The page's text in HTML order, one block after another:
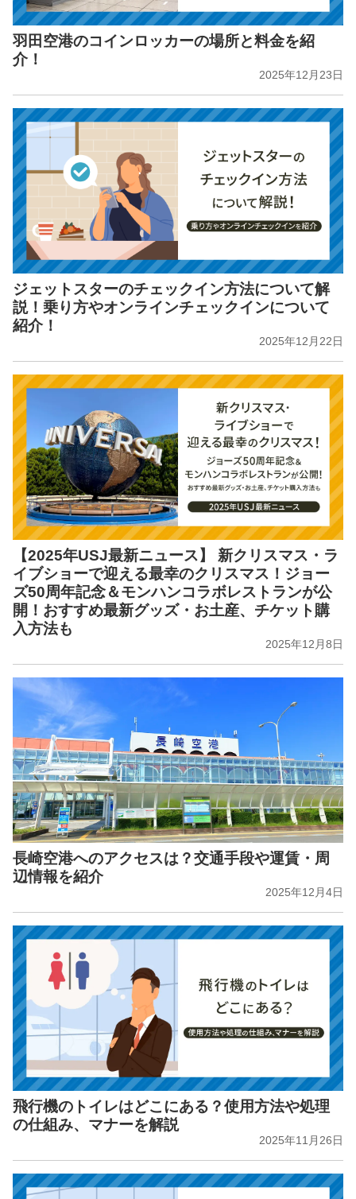
羽田空港のコインロッカーの場所と料金を紹
介！
2025年12月23日
ジェットスターのチェックイン方法について解
説！乗り方やオンラインチェックインについて
紹介！
2025年12月22日
【2025年USJ最新ニュース】 新クリスマス・ラ
イブショーで迎える最幸のクリスマス！ジョー
ズ50周年記念＆モンハンコラボレストランが公
開！おすすめ最新グッズ・お土産、チケット購
入方法も
2025年12月8日
長崎空港へのアクセスは？交通手段や運賃・周
辺情報を紹介
2025年12月4日
飛行機のトイレはどこにある？使用方法や処理
の仕組み、マナーを解説
2025年11月26日